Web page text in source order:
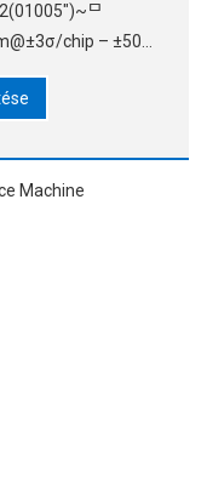
chip – ±50μ